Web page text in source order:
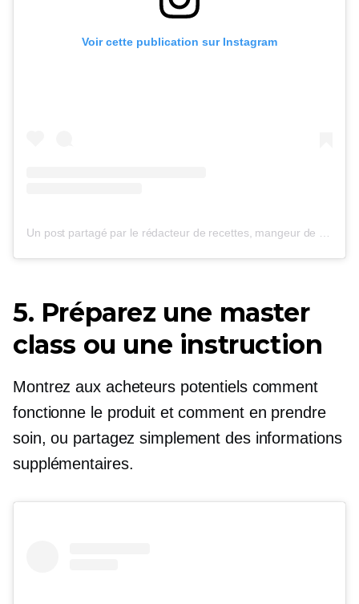
Voir cette publication sur Instagram
5. Préparez une master
class ou une instruction
Montrez aux acheteurs potentiels comment
fonctionne le produit et comment en prendre
soin, ou partagez simplement des informations
supplémentaires.